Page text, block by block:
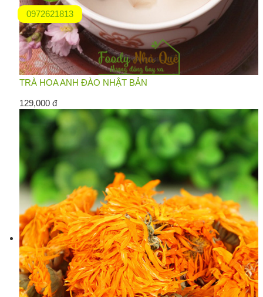
TRÀ HOA ANH ĐÀO NHẬT BẢN
129,000 đ
0972621813